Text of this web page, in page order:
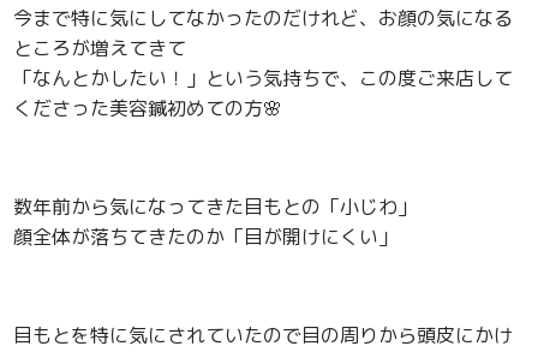
今まで特に気にしてなかったのだけれど、お顔の気になる
ところが増えてきて
「なんとかしたい！」という気持ちで、この度ご来店して
くださった美容鍼初めての方🌸
数年前から気になってきた目もとの「小じわ」
顔全体が落ちてきたのか「目が開けにくい」
目もとを特に気にされていたので目の周りから頭皮にかけ